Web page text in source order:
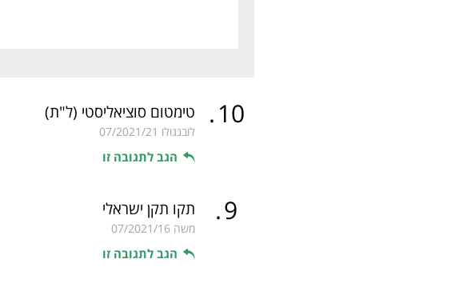
10
. טימטום סוציאליסטי (ל"ת)
לובנגולו 07/2021/21
הגב לתגובה זו
9
. תקו תקן ישראלי
משה 07/2021/16
הגב לתגובה זו